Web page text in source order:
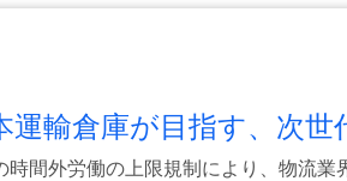
輸倉庫が目指す、次世
間外労働の上限規制により、物流